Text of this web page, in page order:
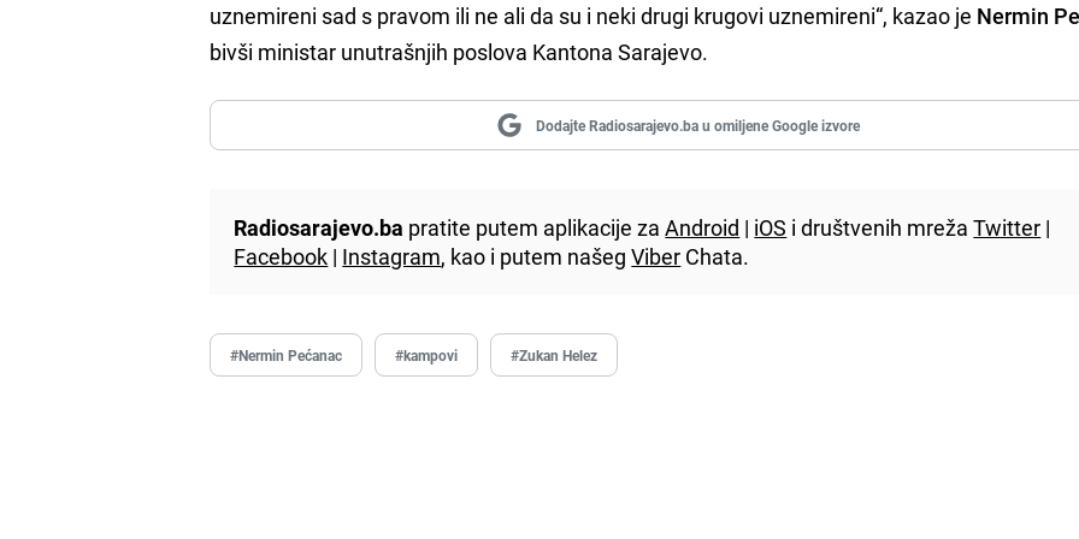
uznemireni sad s pravom ili ne ali da su i neki drugi krugovi uznemireni“, kazao je Nermin
bivši ministar unutrašnjih poslova Kantona Sarajevo.
Dodajte Radiosarajevo.ba u omiljene Google izvore
Radiosarajevo.ba pratite putem aplikacije zaAndroid | iOS i društvenih mrežaTwitter |
Facebook | Instagram, kao i putem našegViber Chata.
#Nermin Pećanac #kampovi #Zukan Helez